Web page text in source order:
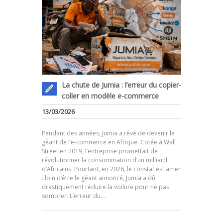
La chute de Jumia : l’erreur du copier-
coller en modèle e-commerce
13/03/2026
Pendant des années, Jumia a rêvé de devenir le
géant de l’e-commerce en Afrique. Cotée à Wall
Street en 2019, l’entreprise promettait de
révolutionner la consommation d’un milliard
d’Africains. Pourtant, en 2026, le constat est amer
: loin d’être le géant annoncé, Jumia a dû
drastiquement réduire la voilure pour ne pas
sombrer. L’erreur du…